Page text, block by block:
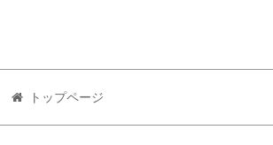
トップページ